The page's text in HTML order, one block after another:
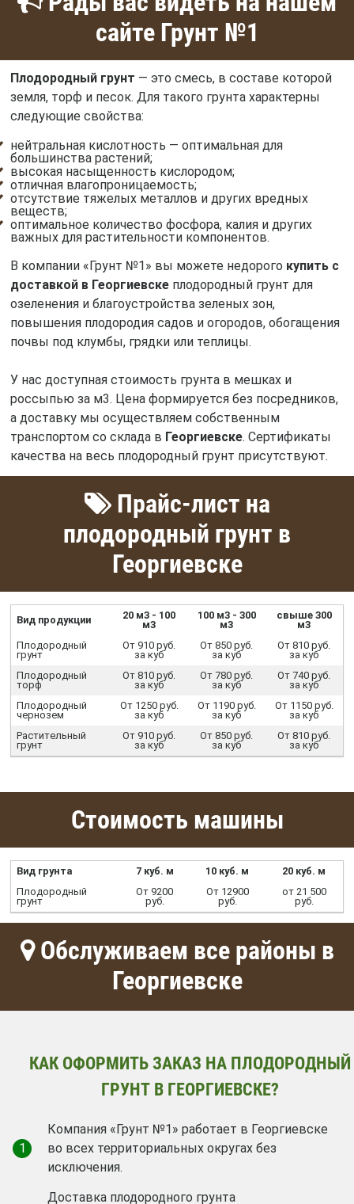
сайте Грунт №1
Плодородный грунт — это смесь, в составе которой
земля, торф и песок. Для такого грунта характерны
следующие свойства:
нейтральная кислотность — оптимальная для
большинства растений;
высокая насыщенность кислородом;
отличная влагопроницаемость;
отсутствие тяжелых металлов и других вредных
веществ;
оптимальное количество фосфора, калия и других
важных для растительности компонентов.
В компании «Грунт №1» вы можете недорого купить с
доставкой в Георгиевскеплодородный грунт для
озеленения и благоустройства зеленых зон,
повышения плодородия садов и огородов, обогащения
почвы под клумбы, грядки или теплицы.
У нас доступная стоимость грунта в мешках и
россыпью за м3. Цена формируется без посредников,
а доставку мы осуществляем собственным
транспортом со склада в Георгиевске. Сертификаты
качества на весь плодородный грунт присутствуют.
Прайс-лист на
плодородный грунт в
Георгиевске
Вид продукции
20 м3 - 100
м3
100 м3 - 300
м3
свыше 300
м3
Плодородный
грунт
От 910 руб.
за куб
От 850 руб.
за куб
От 810 руб.
за куб
Плодородный
торф
От 810 руб.
за куб
От 780 руб.
за куб
От 740 руб.
за куб
Плодородный
чернозем
От 1250 руб.
за куб
От 1190 руб.
за куб
От 1150 руб.
за куб
Растительный
грунт
От 910 руб.
за куб
От 850 руб.
за куб
От 810 руб.
за куб
Стоимость машины
Вид грунта 7 куб. м 10 куб. м
20 куб. м
Плодородный
грунт
От 9200
руб.
От 12900
руб.
от 21 500
руб.
Обслуживаем все районы в
Георгиевске
КАК ОФОРМИТЬ ЗАКАЗ НА ПЛОДОРОДНЫЙ
ГРУНТ В ГЕОРГИЕВСКЕ?
1
Компания «Грунт №1» работает в Георгиевске
во всех территориальных округах без
исключения.
Доставка плодородного грунта